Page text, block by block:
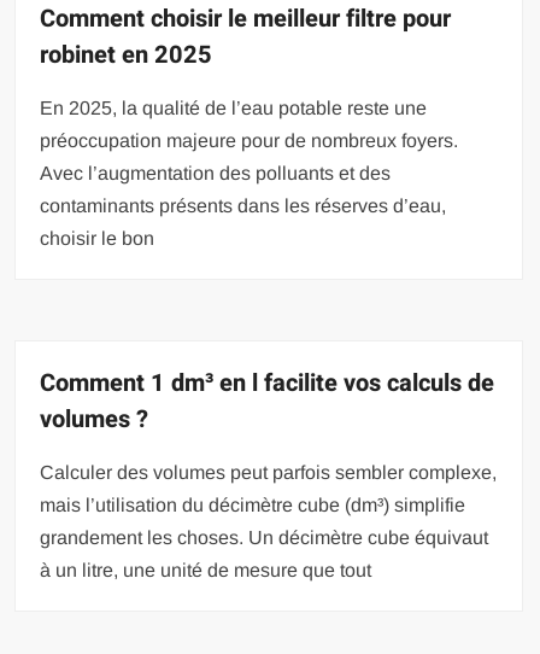
Comment choisir le meilleur filtre pour
robinet en 2025
En 2025, la qualité de l’eau potable reste une
préoccupation majeure pour de nombreux foyers.
Avec l’augmentation des polluants et des
contaminants présents dans les réserves d’eau,
choisir le bon
Comment 1 dm³ en l facilite vos calculs de
volumes ?
Calculer des volumes peut parfois sembler complexe,
mais l’utilisation du décimètre cube (dm³) simplifie
grandement les choses. Un décimètre cube équivaut
à un litre, une unité de mesure que tout